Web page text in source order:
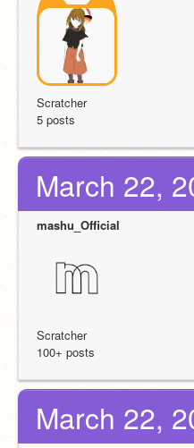
Scratcher
5 posts
March 22,
mashu_Official
Scratcher
100+ posts
March 22,